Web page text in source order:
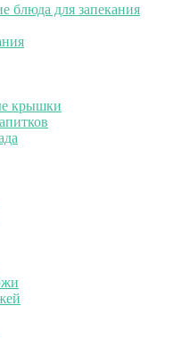
блюда для запекания
крышки